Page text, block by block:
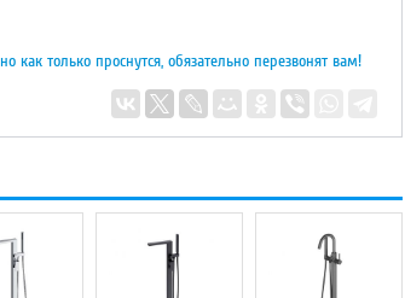
как только проснутся, обязательно перезвонят вам!